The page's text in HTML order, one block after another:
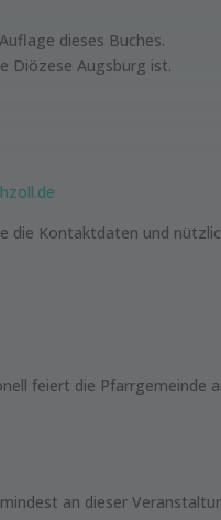
dieses Buches.
Diözese Augsburg ist.
die Kontaktdaten und
feiert die Pfarrgemeinde
an dieser